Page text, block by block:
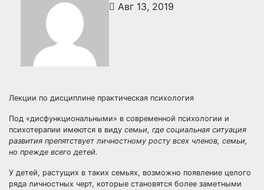
Авг 13, 2019
Лекции по дисциплине практическая психология
Под «дисфункциональными» в современной психологии и
психотерапии имеются в виду семьи, где социальная ситуация
развития препятствует личностному росту всех членов, семьи,
но прежде всего детей.
У детей, растущих в таких семьях, возможно появление целого
ряда личностных черт, которые становятся более заметными